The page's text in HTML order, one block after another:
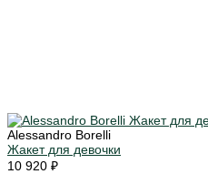
Alessandro Borelli
Жакет для девочки
10 920 ₽